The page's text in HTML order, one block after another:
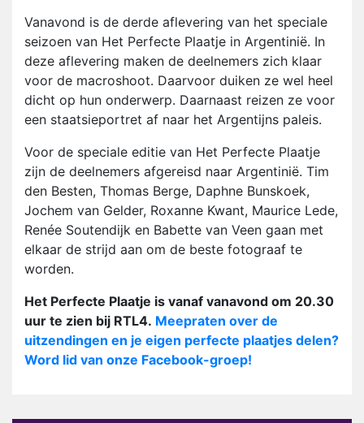
Vanavond is de derde aflevering van het speciale
seizoen van Het Perfecte Plaatje in Argentinië. In
deze aflevering maken de deelnemers zich klaar
voor de macroshoot. Daarvoor duiken ze wel heel
dicht op hun onderwerp. Daarnaast reizen ze voor
een staatsieportret af naar het Argentijns paleis.
Voor de speciale editie van Het Perfecte Plaatje
zijn de deelnemers afgereisd naar Argentinië. Tim
den Besten, Thomas Berge, Daphne Bunskoek,
Jochem van Gelder, Roxanne Kwant, Maurice Lede,
Renée Soutendijk en Babette van Veen gaan met
elkaar de strijd aan om de beste fotograaf te
worden.
Het Perfecte Plaatje is vanaf vanavond om 20.30
uur te zien bij RTL4. Meepraten over de
uitzendingen en je eigen perfecte plaatjes delen?
Word lid van onze Facebook-groep!